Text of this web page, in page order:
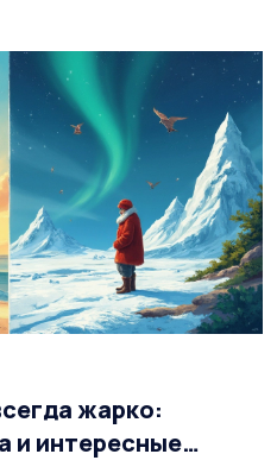
жарко:
и интересные